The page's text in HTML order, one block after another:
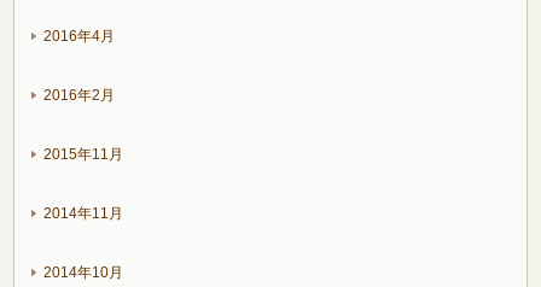
2016年4月
2016年2月
2015年11月
2014年11月
2014年10月